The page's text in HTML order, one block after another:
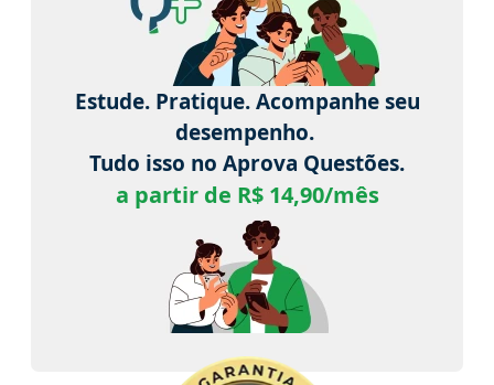
Estude. Pratique. Acompanhe seu
desempenho.
Tudo isso no Aprova Questões.
a partir de R$ 14,90/mês